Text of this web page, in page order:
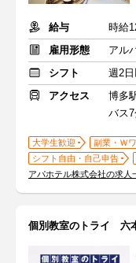
給与
雇用形態
アル
シフト
週2
アクセス
博多
バス
大学生歓迎 副業・Ｗ
シフト自由・自己申告
アパホテル株式会社の求人
個別教室のトライ 六